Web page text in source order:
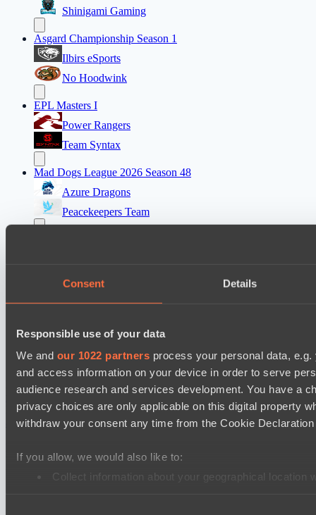
Consent Details
Responsible use of your data
We and our 1022 partners process your personal data,
and access information on your device in order to serve
audience research and services development. You have a
privacy choices are only applicable on this digital property
withdraw your consent any time from the Cookie
If you allow, we would also like to:
Collect information about your geographical
Shinigami Gaming
Asgard Championship Season 1
Ilbirs eSports
No Hoodwink
EPL Masters I
Power Rangers
Team Syntax
Mad Dogs League 2026 Season 48
Azure Dragons
Peacekeepers Team
NEXA
Destiny League 2026 Season 48
Настройки файлов cookie Политика
Декларация о файлах cookie
Поддержка:support@hawk.liveРеклама и сотрудничество:
adv@hawk.live© 2026 Hawk Live LLC30 N Gould St #43713,
Your Ad HereContact us:adv@hawk.live
Your Ad HereContact us: adv@hawk.live